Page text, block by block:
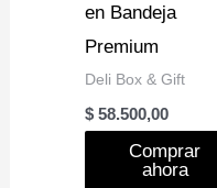
en Bandeja
Premium
Deli Box & Gift
$ 58.500,00
Comprar
ahora